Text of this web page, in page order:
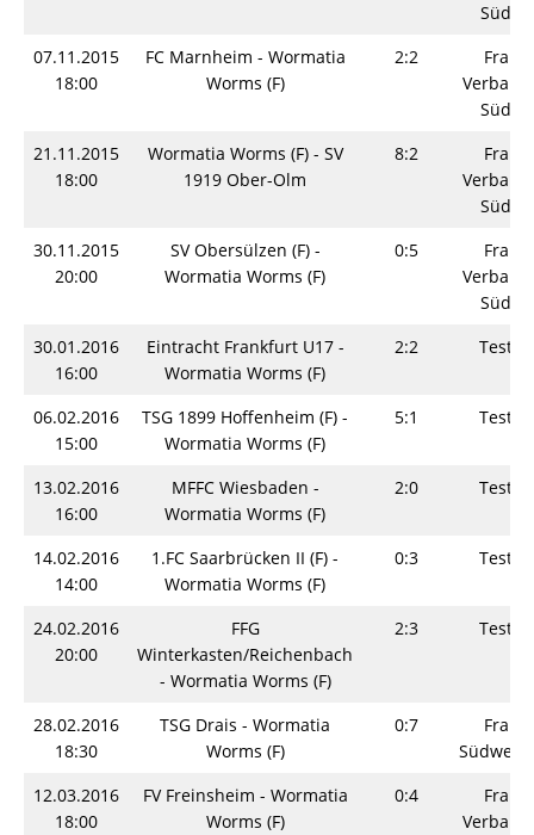
07.11.2015
18:00
FC Marnheim - Wormatia
Worms (F)
2:2
21.11.2015
18:00
Wormatia Worms (F) - SV
1919 Ober-Olm
8:2
30.11.2015
20:00
SV Obersülzen (F) -
Wormatia Worms (F)
0:5
30.01.2016
16:00
Eintracht Frankfurt U17 -
Wormatia Worms (F)
2:2
06.02.2016
15:00
TSG 1899 Hoffenheim (F) -
Wormatia Worms (F)
5:1
13.02.2016
16:00
MFFC Wiesbaden -
Wormatia Worms (F)
2:0
14.02.2016
14:00
1.FC Saarbrücken II (F) -
Wormatia Worms (F)
0:3
24.02.2016
20:00
FFG
Winterkasten/Reichenbach
- Wormatia Worms (F)
2:3
28.02.2016
18:30
TSG Drais - Wormatia
Worms (F)
0:7
12.03.2016
18:00
FV Freinsheim - Wormatia
Worms (F)
0:4